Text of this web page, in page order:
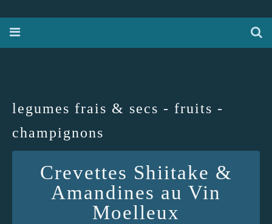
legumes frais & secs - fruits -
champignons
Crevettes Shiitake &
Amandines au Vin
Moelleux